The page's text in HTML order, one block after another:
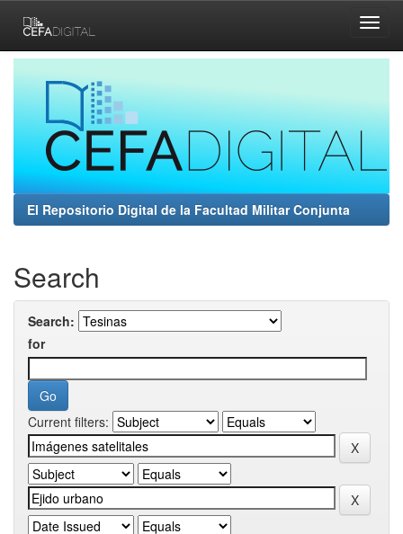
navigation
El Repositorio Digital de la Facultad Militar Conjunta
Search
Search:
for
Current filters: